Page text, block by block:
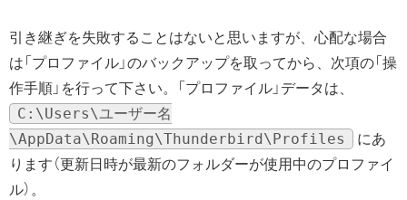
引き継ぎを失敗することはないと思いますが、心配な場合
は「プロファイル」のバックアップを取ってから、次項の「操
作手順」を行って下さい。「プロファイル」データは、
C:\Users\ユーザー名
\AppData\Roaming\Thunderbird\Profiles
にあ
ります（更新日時が最新のフォルダーが使用中のプロファイ
ル）。